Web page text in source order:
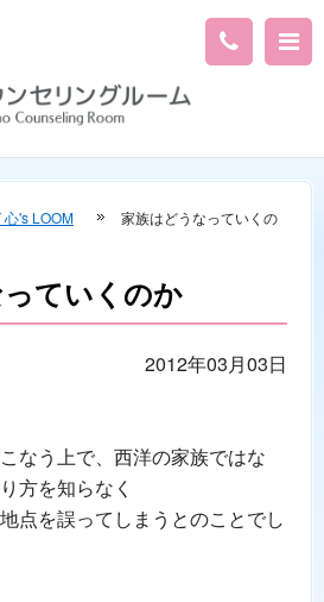
心's LOOM
家族はどうなっていくの
ていくのか
2012年03月03日
なう上で、西洋の家族ではな
方を知らなく
点を誤ってしまうとのことでし